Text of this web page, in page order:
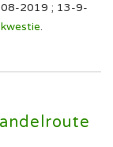
08-2019 ; 13-9-
.